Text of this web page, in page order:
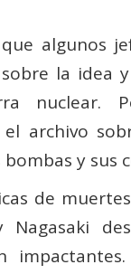
algunos
la idea
nuclear.
el archivo
y sus
de
Nagasaki